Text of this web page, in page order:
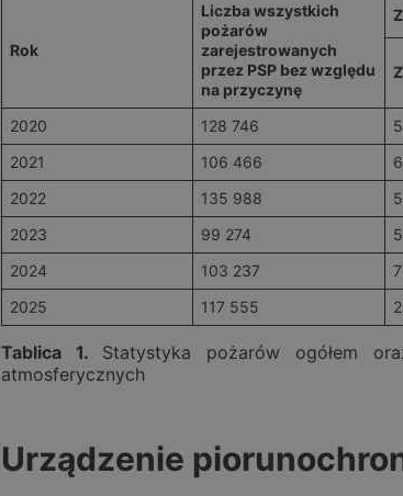
Rok
Liczba wszystkich
pożarów
zarejestrowanych
przez PSP bez względu
na przyczynę
2020 128 746
2021
106 466
2022
135 988
2023
99 274
2024
103 237
2025
117 555
Tablica 1. Statystyka pożarów ogółem
atmosferycznych
Urządzenie